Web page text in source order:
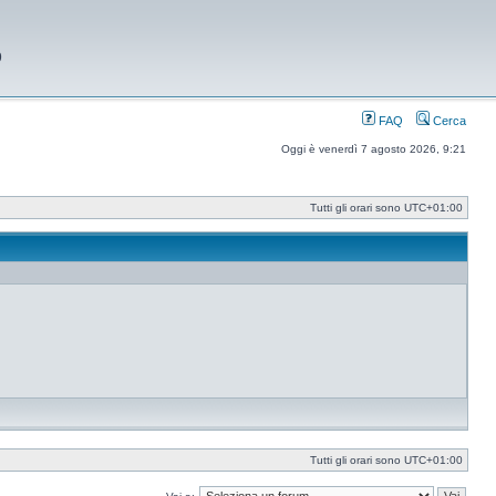
FAQ Cerca
Oggi è venerdì 7 agosto 2026, 9:21
Tutti gli orari sono UTC+01:00
Tutti gli orari sono UTC+01:00